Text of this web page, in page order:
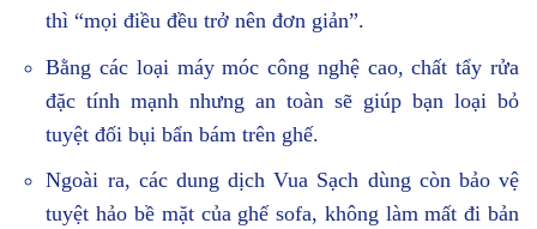
thì “mọi điều đều trở nên đơn giản”.
Bằng các loại máy móc công nghệ cao, chất tẩy rửa
đặc tính mạnh nhưng an toàn sẽ giúp bạn loại bỏ
tuyệt đối bụi bẩn bám trên ghế.
Ngoài ra, các dung dịch Vua Sạch dùng còn bảo vệ
tuyệt hảo bề mặt của ghế sofa, không làm mất đi bản